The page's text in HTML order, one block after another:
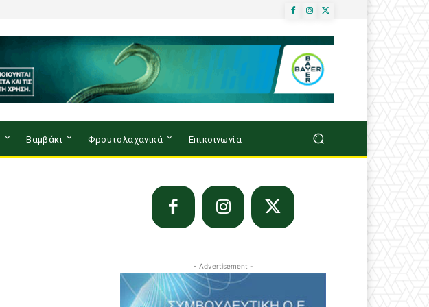
Βαμβάκι Φρουτολαχανικά Επικοινωνία
- Advertisement -